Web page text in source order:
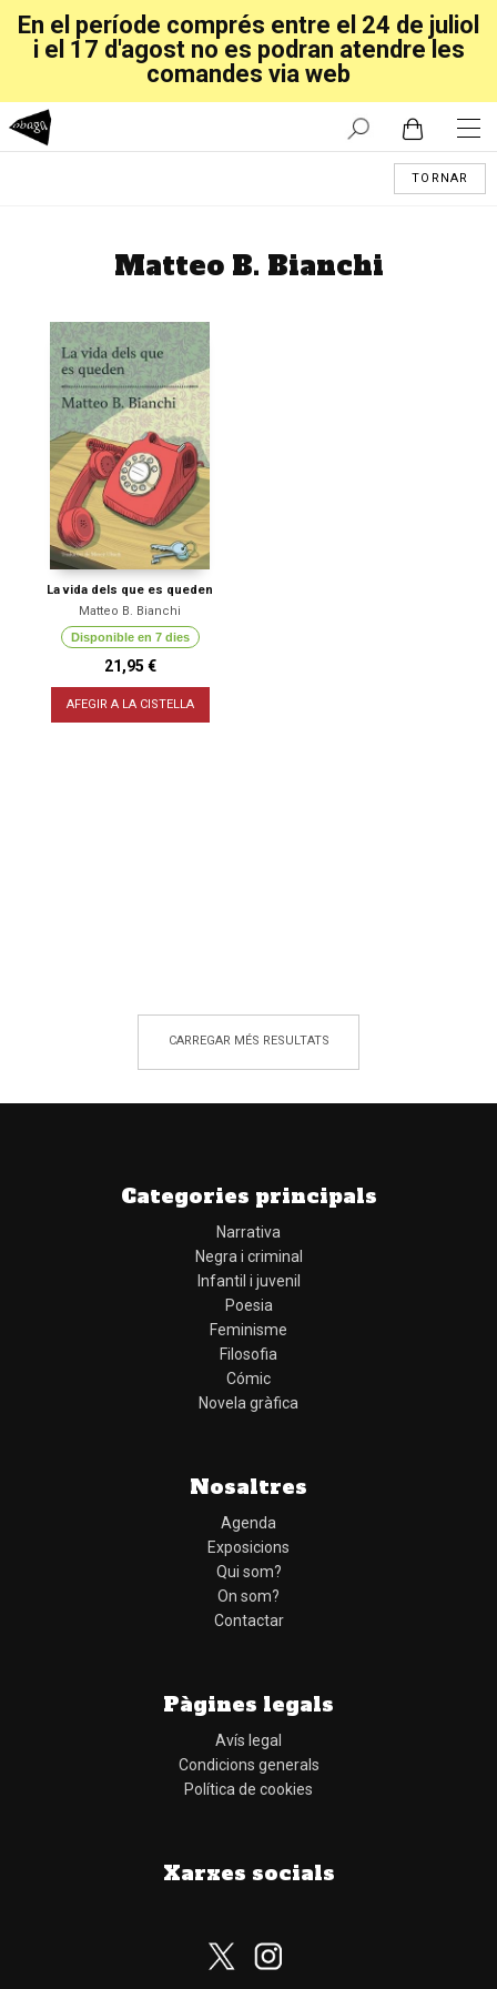
En el període comprés entre el 24 de juliol
i el 17 d'agost no es podran atendre les
comandes via web
TORNAR
Matteo B. Bianchi
La vida dels que es queden
Matteo B. Bianchi
Disponible en 7 dies
21,95 €
AFEGIR A LA CISTELLA
CARREGAR MÉS RESULTATS
Categories principals
Narrativa
Negra i criminal
Infantil i juvenil
Poesia
Feminisme
Filosofia
Cómic
Novela gràfica
Nosaltres
Agenda
Exposicions
Qui som?
On som?
Contactar
Pàgines legals
Avís legal
Condicions generals
Política de cookies
Xarxes socials